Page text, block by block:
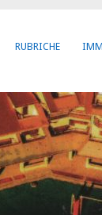
RUBRICHE